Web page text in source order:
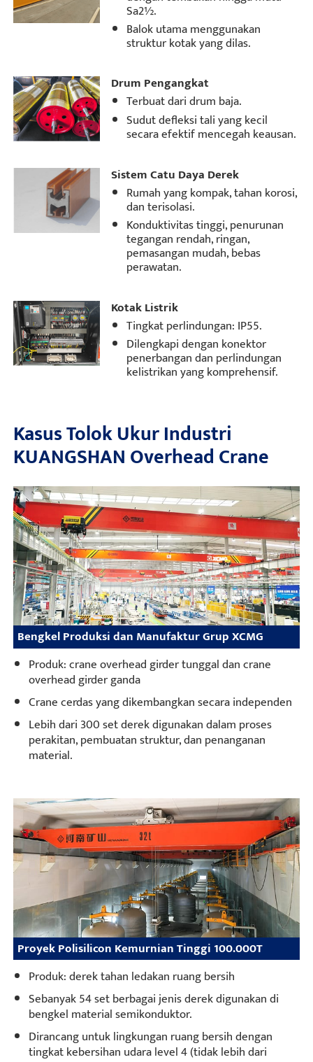
Sa2½.
Balok utama menggunakan
struktur kotak yang dilas.
Drum Pengangkat
Terbuat dari drum baja.
Sudut defleksi tali yang kecil
secara efektif mencegah keausan.
Sistem Catu Daya Derek
Rumah yang kompak, tahan korosi,
dan terisolasi.
Konduktivitas tinggi, penurunan
tegangan rendah, ringan,
pemasangan mudah, bebas
perawatan.
Kotak Listrik
Tingkat perlindungan: IP55.
Dilengkapi dengan konektor
penerbangan dan perlindungan
kelistrikan yang komprehensif.
Kasus Tolok Ukur Industri
KUANGSHAN Overhead Crane
Bengkel Produksi dan Manufaktur Grup XCMG
Produk: crane overhead girder tunggal dan crane
overhead girder ganda
Crane cerdas yang dikembangkan secara independen
Lebih dari 300 set derek digunakan dalam proses
perakitan, pembuatan struktur, dan penanganan
material.
Proyek Polisilicon Kemurnian Tinggi 100.000T
Produk: derek tahan ledakan ruang bersih
Sebanyak 54 set berbagai jenis derek digunakan di
bengkel material semikonduktor.
Dirancang untuk lingkungan ruang bersih dengan
tingkat kebersihan udara level 4 (tidak lebih dari